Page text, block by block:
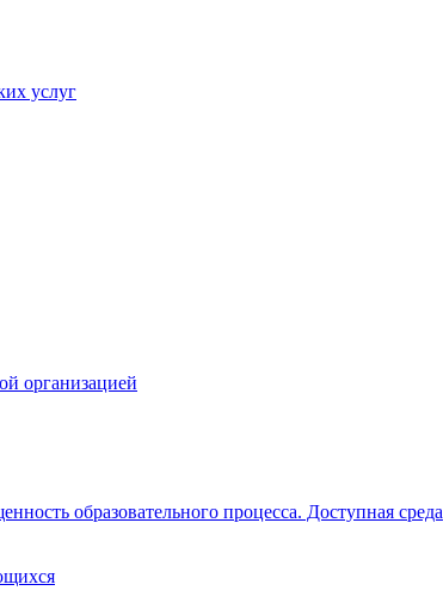
услуг
организацией
образовательного процесса. Доступная среда